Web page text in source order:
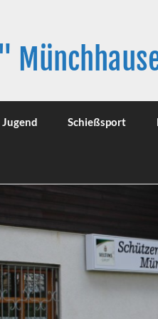
Jugend Schießsport